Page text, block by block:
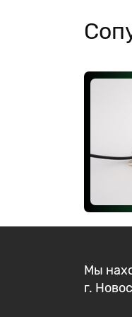
Мы
г.